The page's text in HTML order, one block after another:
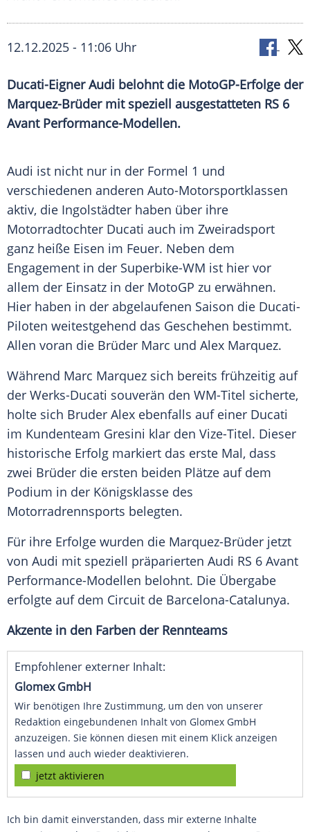
12.12.2025 - 11:06 Uhr
Ducati-Eigner Audi belohnt die MotoGP-Erfolge der
Marquez-Brüder mit speziell ausgestatteten RS 6
Avant Performance-Modellen.
Audi ist nicht nur in der Formel 1 und
verschiedenen anderen Auto-Motorsportklassen
aktiv, die Ingolstädter haben über ihre
Motorradtochter Ducati auch im Zweiradsport
ganz heiße Eisen im Feuer. Neben dem
Engagement in der Superbike-WM ist hier vor
allem der Einsatz in der MotoGP zu erwähnen.
Hier haben in der abgelaufenen Saison die Ducati-
Piloten weitestgehend das Geschehen bestimmt.
Allen voran die Brüder Marc und Alex Marquez.
Während Marc Marquez sich bereits frühzeitig auf
der Werks-Ducati souverän den WM-Titel sicherte,
holte sich Bruder Alex ebenfalls auf einer Ducati
im Kundenteam Gresini klar den Vize-Titel. Dieser
historische Erfolg markiert das erste Mal, dass
zwei Brüder die ersten beiden Plätze auf dem
Podium in der Königsklasse des
Motorradrennsports belegten.
Für ihre Erfolge wurden die Marquez-Brüder jetzt
von Audi mit speziell präparierten Audi RS 6 Avant
Performance-Modellen belohnt. Die Übergabe
erfolgte auf dem Circuit de Barcelona-Catalunya.
Akzente in den Farben der Rennteams
Empfohlener externer Inhalt:
Glomex GmbH
Wir benötigen Ihre Zustimmung, um den von unserer
Redaktion eingebundenen Inhalt von Glomex GmbH
anzuzeigen. Sie können diesen mit einem Klick anzeigen
lassen und auch wieder deaktivieren.
jetzt aktivieren
Ich bin damit einverstanden, dass mir externe Inhalte